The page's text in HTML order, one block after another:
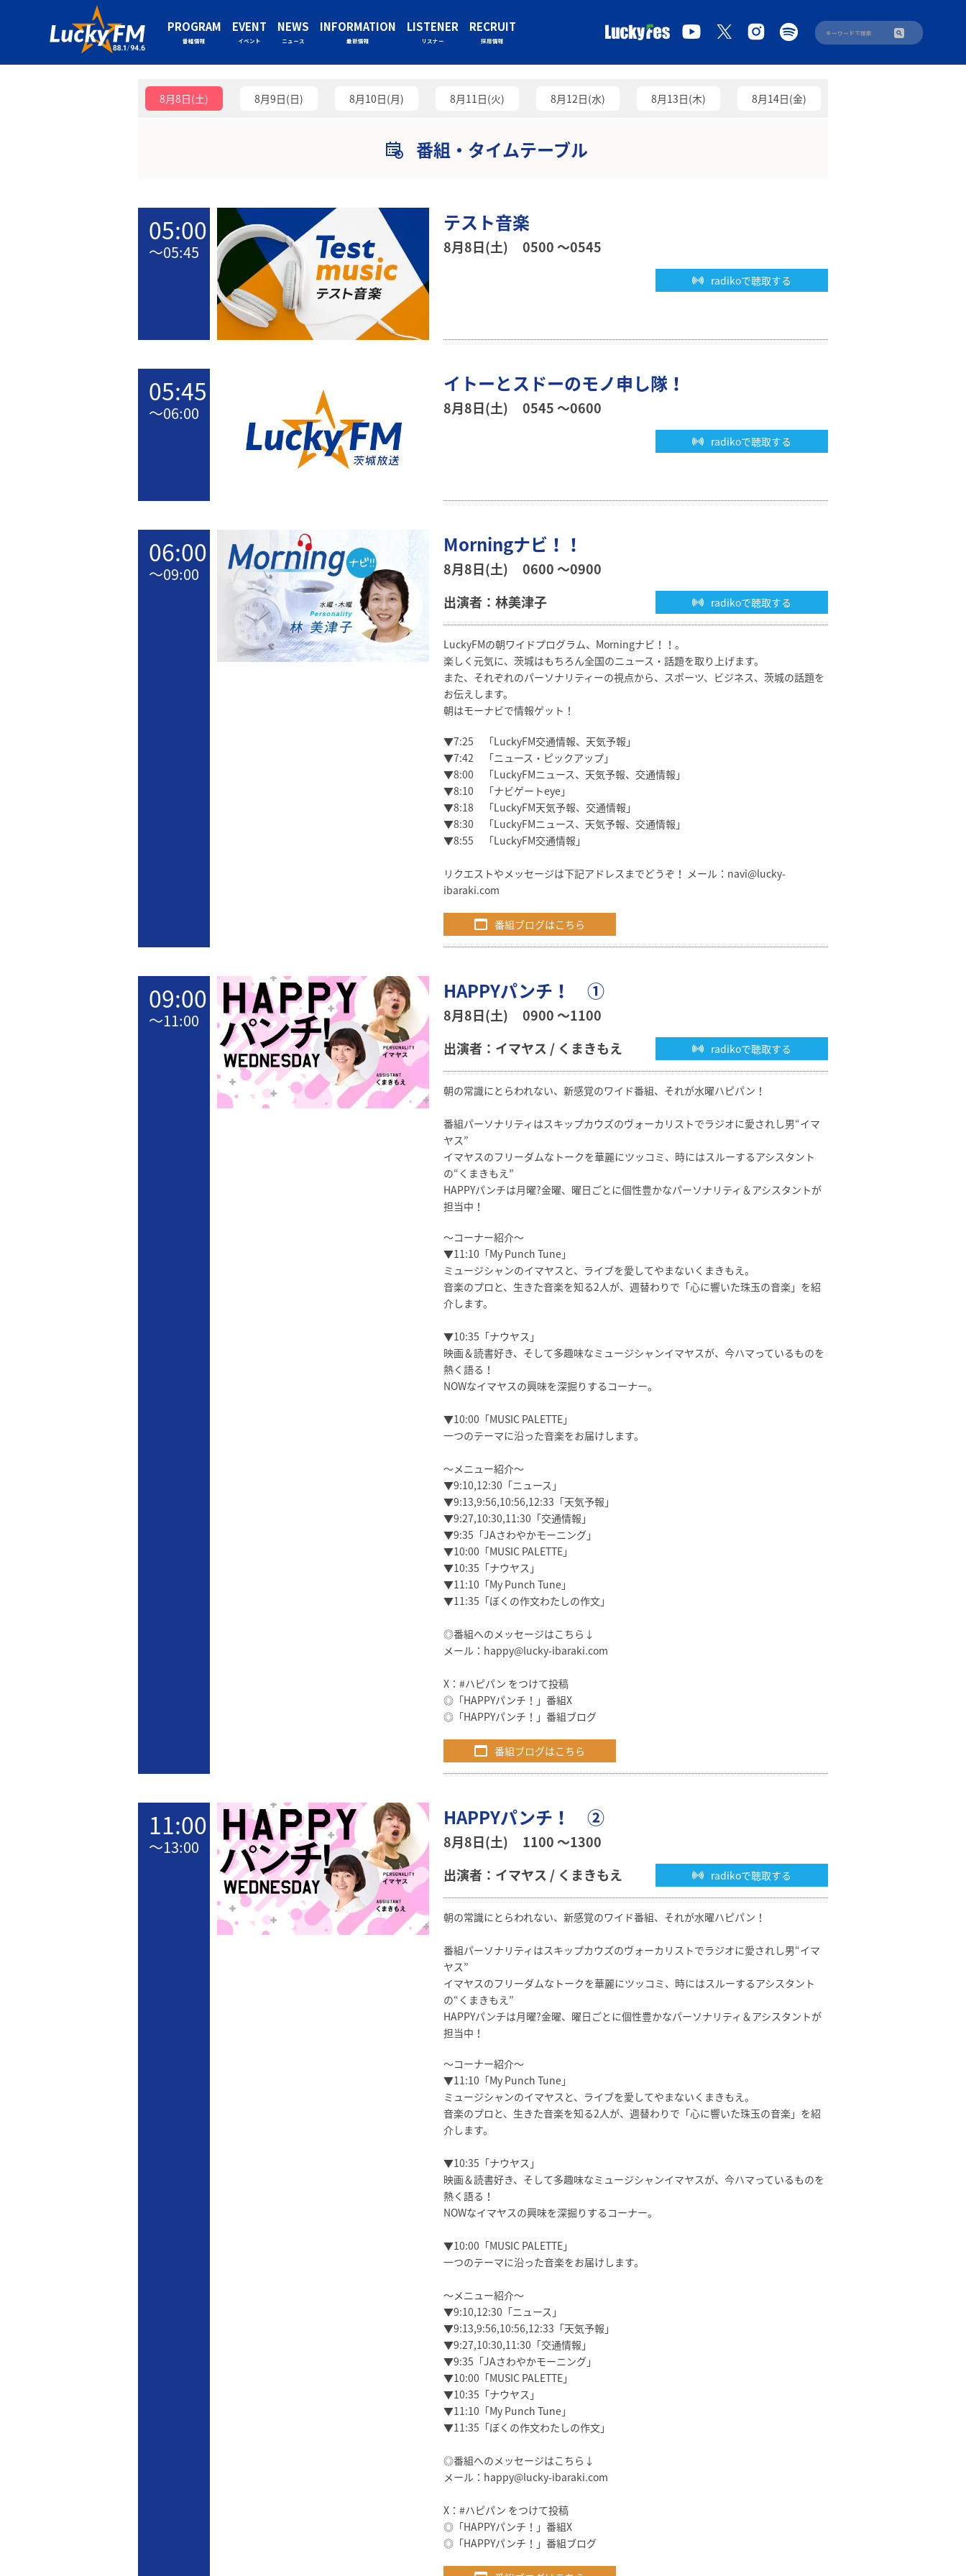
PROGRAM
番組情報
EVENT
イベント
NEWS
ニュース
INFORMATION
最新情報
LISTENER
リスナー
RECRUIT
採用情報
8月8日(土) 8月9日(日) 8月10日(月) 8月11日(火) 8月12日(水) 8月13日(木) 8月14日(金)
番組・タイムテーブル
05:00
〜05:45
テスト音楽
8月8日(土) 0500 〜0545
radikoで聴取する
05:45
〜06:00
イトーとスドーのモノ申し隊！
8月8日(土) 0545 〜0600
radikoで聴取する
06:00
〜09:00
Morningナビ！！
8月8日(土)
0600 〜0900
出演者：林美津子
radikoで聴取する
LuckyFMの朝ワイドプログラム、Morningナビ！！。
楽しく元気に、茨城はもちろん全国のニュース・話題を取り上げます。
また、それぞれのパーソナリティーの視点から、スポーツ、ビジネス、茨城の話題を
お伝えします。
朝はモーナビで情報ゲット！
▼7:25 「LuckyFM交通情報、天気予報」
▼7:42 「ニュース・ピックアップ」
▼8:00 「LuckyFMニュース、天気予報、交通情報」
▼8:10 「ナビゲートeye」
▼8:18 「LuckyFM天気予報、交通情報」
▼8:30 「LuckyFMニュース、天気予報、交通情報」
▼8:55 「LuckyFM交通情報」
リクエストやメッセージは下記アドレスまでどうぞ！ メール： navi@lucky-
ibaraki.com
番組ブログはこちら
09:00
〜11:00
HAPPYパンチ！ ①
8月8日(土)
0900 〜1100
出演者：イマヤス / くまきもえ
radikoで聴取する
朝の常識にとらわれない、新感覚のワイド番組、それが水曜ハピパン！
番組パーソナリティはスキップカウズのヴォーカリストでラジオに愛されし男“イマ
ヤス”
イマヤスのフリーダムなトークを華麗にツッコミ、時にはスルーするアシスタント
の“くまきもえ”
HAPPYパンチは月曜?金曜、曜日ごとに個性豊かなパーソナリティ＆アシスタントが
担当中！
～コーナー紹介～
▼11:10「My Punch Tune」
ミュージシャンのイマヤスと、ライブを愛してやまないくまきもえ。
音楽のプロと、生きた音楽を知る2人が、週替わりで「心に響いた珠玉の音楽」を紹
介します。
▼10:35「ナウヤス」
映画＆読書好き、そして多趣味なミュージシャンイマヤスが、今ハマっているものを
熱く語る！
NOWなイマヤスの興味を深掘りするコーナー。
▼10:00「MUSIC PALETTE」
一つのテーマに沿った音楽をお届けします。
～メニュー紹介～
▼9:10,12:30「ニュース」
▼9:13,9:56,10:56,12:33「天気予報」
▼9:27,10:30,11:30「交通情報」
▼9:35「JAさわやかモーニング」
▼10:00「MUSIC PALETTE」
▼10:35「ナウヤス」
▼11:10「My Punch Tune」
▼11:35「ぼくの作文わたしの作文」
◎番組へのメッセージはこちら↓
メール： happy@lucky-ibaraki.com
X：#ハピパン をつけて投稿
◎「HAPPYパンチ！」番組X
◎「HAPPYパンチ！」番組ブログ
番組ブログはこちら
11:00
〜13:00
HAPPYパンチ！ ②
8月8日(土)
1100 〜1300
出演者：イマヤス / くまきもえ
radikoで聴取する
朝の常識にとらわれない、新感覚のワイド番組、それが水曜ハピパン！
番組パーソナリティはスキップカウズのヴォーカリストでラジオに愛されし男“イマ
ヤス”
イマヤスのフリーダムなトークを華麗にツッコミ、時にはスルーするアシスタント
の“くまきもえ”
HAPPYパンチは月曜?金曜、曜日ごとに個性豊かなパーソナリティ＆アシスタントが
担当中！
～コーナー紹介～
▼11:10「My Punch Tune」
ミュージシャンのイマヤスと、ライブを愛してやまないくまきもえ。
音楽のプロと、生きた音楽を知る2人が、週替わりで「心に響いた珠玉の音楽」を紹
介します。
▼10:35「ナウヤス」
映画＆読書好き、そして多趣味なミュージシャンイマヤスが、今ハマっているものを
熱く語る！
NOWなイマヤスの興味を深掘りするコーナー。
▼10:00「MUSIC PALETTE」
一つのテーマに沿った音楽をお届けします。
～メニュー紹介～
▼9:10,12:30「ニュース」
▼9:13,9:56,10:56,12:33「天気予報」
▼9:27,10:30,11:30「交通情報」
▼9:35「JAさわやかモーニング」
▼10:00「MUSIC PALETTE」
▼10:35「ナウヤス」
▼11:10「My Punch Tune」
▼11:35「ぼくの作文わたしの作文」
◎番組へのメッセージはこちら↓
メール： happy@lucky-ibaraki.com
X：#ハピパン をつけて投稿
◎「HAPPYパンチ！」番組X
◎「HAPPYパンチ！」番組ブログ